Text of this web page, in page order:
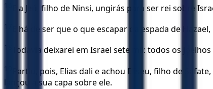
16 E a Jeú, filho de Ninsi, ungirás para ser rei sobre
17 E há de ser que o que escapar da espada de
18 Todavia deixarei em Israel sete mil: todos os
19
Partiu, pois, Elias dali e achou Eliseu, filho de
lançou a sua capa sobre ele.